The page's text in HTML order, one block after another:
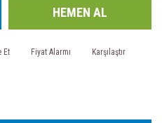
HEMEN AL
Et Fiyat Alarmı Karşılaştır